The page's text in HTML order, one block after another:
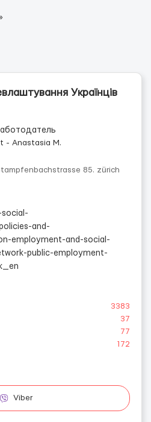
Українців
- Anastasia M.
85. zürich
and-
employment-and-social-
public-employment-
3383
37
77
172
Viber